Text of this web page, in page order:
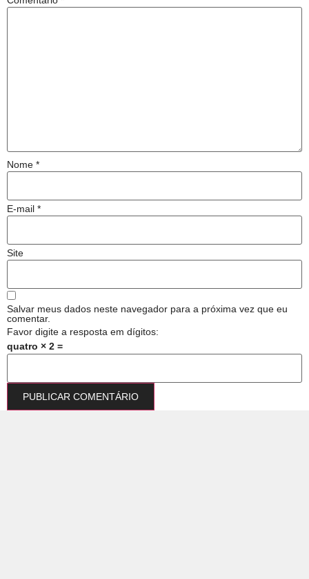
Nome *
E-mail *
Site
Salvar meus dados neste navegador para a próxima vez que eu
comentar.
Favor digite a resposta em dígitos:
quatro × 2 =